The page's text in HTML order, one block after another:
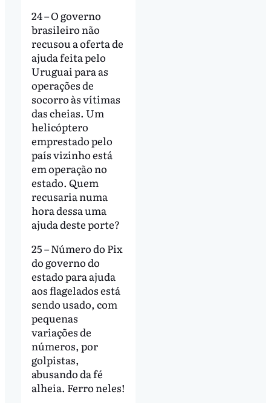
24 – O governo
brasileiro não
recusou a oferta de
ajuda feita pelo
Uruguai para as
operações de
socorro às vítimas
das cheias. Um
helicóptero
emprestado pelo
país vizinho está
em operação no
estado. Quem
recusaria numa
hora dessa uma
ajuda deste porte?
25 – Número do Pix
do governo do
estado para ajuda
aos flagelados está
sendo usado, com
pequenas
variações de
números, por
golpistas,
abusando da fé
alheia. Ferro neles!